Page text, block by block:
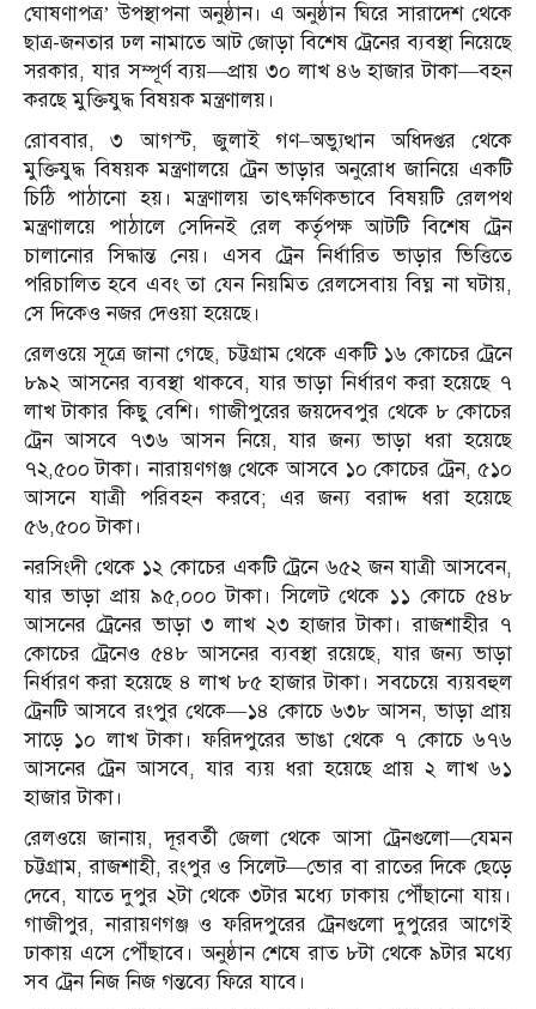
ঘোষণাপত্র’ উপস্থাপনা অনুষ্ঠান। এ অনুষ্ঠান ঘিরে সারাদেশ থেকে
ছাত্র-জনতার ঢল নামাতে আট জোড়া বিশেষ ট্রেনের ব্যবস্থা নিয়েছে
সরকার, যার সম্পূর্ণ ব্যয়—প্রায় ৩০ লাখ ৪৬ হাজার টাকা—বহন
করছে মুক্তিযুদ্ধ বিষয়ক মন্ত্রণালয়।
রোববার, ৩ আগস্ট, জুলাই গণ–অভ্যুত্থান অধিদপ্তর থেকে
মুক্তিযুদ্ধ বিষয়ক মন্ত্রণালয়ে ট্রেন ভাড়ার অনুরোধ জানিয়ে একটি
চিঠি পাঠানো হয়। মন্ত্রণালয় তাৎক্ষণিকভাবে বিষয়টি রেলপথ
মন্ত্রণালয়ে পাঠালে সেদিনই রেল কর্তৃপক্ষ আটটি বিশেষ ট্রেন
চালানোর সিদ্ধান্ত নেয়। এসব ট্রেন নির্ধারিত ভাড়ার ভিত্তিতে
পরিচালিত হবে এবং তা যেন নিয়মিত রেলসেবায় বিঘ্ন না ঘটায়,
সে দিকেও নজর দেওয়া হয়েছে।
রেলওয়ে সূত্রে জানা গেছে, চট্টগ্রাম থেকে একটি ১৬ কোচের ট্রেনে
৮৯২ আসনের ব্যবস্থা থাকবে, যার ভাড়া নির্ধারণ করা হয়েছে ৭
লাখ টাকার কিছু বেশি। গাজীপুরের জয়দেবপুর থেকে ৮ কোচের
ট্রেন আসবে ৭৩৬ আসন নিয়ে, যার জন্য ভাড়া ধরা হয়েছে
৭২,৫০০ টাকা। নারায়ণগঞ্জ থেকে আসবে ১০ কোচের ট্রেন, ৫১০
আসনে যাত্রী পরিবহন করবে; এর জন্য বরাদ্দ ধরা হয়েছে
৫৬,৫০০ টাকা।
নরসিংদী থেকে ১২ কোচের একটি ট্রেনে ৬৫২ জন যাত্রী আসবেন,
যার ভাড়া প্রায় ৯৫,০০০ টাকা। সিলেট থেকে ১১ কোচে ৫৪৮
আসনের ট্রেনের ভাড়া ৩ লাখ ২৩ হাজার টাকা। রাজশাহীর ৭
কোচের ট্রেনেও ৫৪৮ আসনের ব্যবস্থা রয়েছে, যার জন্য ভাড়া
নির্ধারণ করা হয়েছে ৪ লাখ ৮৫ হাজার টাকা। সবচেয়ে ব্যয়বহুল
ট্রেনটি আসবে রংপুর থেকে—১৪ কোচে ৬৩৮ আসন, ভাড়া প্রায়
সাড়ে ১০ লাখ টাকা। ফরিদপুরের ভাঙা থেকে ৭ কোচে ৬৭৬
আসনের ট্রেন আসবে, যার ব্যয় ধরা হয়েছে প্রায় ২ লাখ ৬১
হাজার টাকা।
রেলওয়ে জানায়, দূরবর্তী জেলা থেকে আসা ট্রেনগুলো—যেমন
চট্টগ্রাম, রাজশাহী, রংপুর ও সিলেট—ভোর বা রাতের দিকে ছেড়ে
দেবে, যাতে দুপুর ২টা থেকে ৩টার মধ্যে ঢাকায় পৌঁছানো যায়।
গাজীপুর, নারায়ণগঞ্জ ও ফরিদপুরের ট্রেনগুলো দুপুরের আগেই
ঢাকায় এসে পৌঁছাবে। অনুষ্ঠান শেষে রাত ৮টা থেকে ৯টার মধ্যে
সব ট্রেন নিজ নিজ গন্তব্যে ফিরে যাবে।